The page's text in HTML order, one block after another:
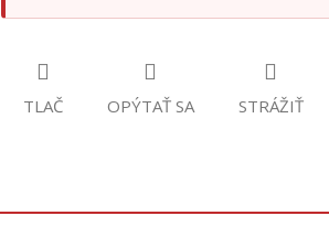
TLAČ OPÝTAŤ SA STRÁŽIŤ